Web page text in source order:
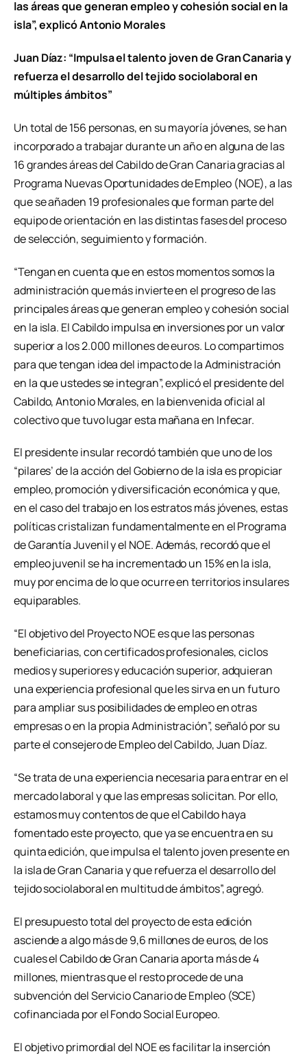
las áreas que generan empleo y cohesión social en la
isla”, explicó Antonio Morales
Juan Díaz: “Impulsa el talento joven de Gran Canaria y
refuerza el desarrollo del tejido sociolaboral en
múltiples ámbitos”
Un total de 156 personas, en su mayoría jóvenes, se han
incorporado a trabajar durante un año en alguna de las
16 grandes áreas del Cabildo de Gran Canaria gracias al
Programa Nuevas Oportunidades de Empleo (NOE), a las
que se añaden 19 profesionales que forman parte del
equipo de orientación en las distintas fases del proceso
de selección, seguimiento y formación.
“Tengan en cuenta que en estos momentos somos la
administración que más invierte en el progreso de las
principales áreas que generan empleo y cohesión social
en la isla. El Cabildo impulsa en inversiones por un valor
superior a los 2.000 millones de euros. Lo compartimos
para que tengan idea del impacto de la Administración
en la que ustedes se integran”, explicó el presidente del
Cabildo, Antonio Morales, en la bienvenida oficial al
colectivo que tuvo lugar esta mañana en Infecar.
El presidente insular recordó también que uno de los
“pilares’ de la acción del Gobierno de la isla es propiciar
empleo, promoción y diversificación económica y que,
en el caso del trabajo en los estratos más jóvenes, estas
políticas cristalizan fundamentalmente en el Programa
de Garantía Juvenil y el NOE. Además, recordó que el
empleo juvenil se ha incrementado un 15% en la isla,
muy por encima de lo que ocurre en territorios insulares
equiparables.
“El objetivo del Proyecto NOE es que las personas
beneficiarias, con certificados profesionales, ciclos
medios y superiores y educación superior, adquieran
una experiencia profesional que les sirva en un futuro
para ampliar sus posibilidades de empleo en otras
empresas o en la propia Administración”, señaló por su
parte el consejero de Empleo del Cabildo, Juan Díaz.
“Se trata de una experiencia necesaria para entrar en el
mercado laboral y que las empresas solicitan. Por ello,
estamos muy contentos de que el Cabildo haya
fomentado este proyecto, que ya se encuentra en su
quinta edición, que impulsa el talento joven presente en
la isla de Gran Canaria y que refuerza el desarrollo del
tejido sociolaboral en multitud de ámbitos”, agregó.
El presupuesto total del proyecto de esta edición
asciende a algo más de 9,6 millones de euros, de los
cuales el Cabildo de Gran Canaria aporta más de 4
millones, mientras que el resto procede de una
subvención del Servicio Canario de Empleo (SCE)
cofinanciada por el Fondo Social Europeo.
El objetivo primordial del NOE es facilitar la inserción